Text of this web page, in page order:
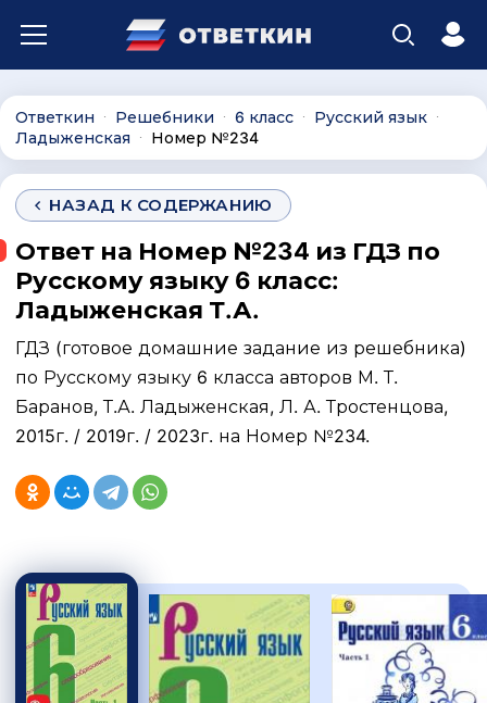
Ответкин ∙ Решебники ∙ 6 класс ∙ Русский язык ∙
Ладыженская ∙ Номер №234
НАЗАД К СОДЕРЖАНИЮ
Ответ на Номер №234 из ГДЗ по
Русскому языку 6 класс:
Ладыженская Т.А.
ГДЗ (готовое домашние задание из решебника)
по Русскому языку 6 класса авторов М. Т.
Баранов, Т.А. Ладыженская, Л. А. Тростенцова,
2015г. / 2019г. / 2023г. на Номер №234.